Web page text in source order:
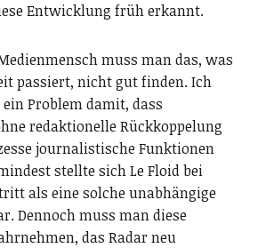
Entwicklung früh erkannt.
muss man das, was
passiert, nicht gut finden. Ich
Problem damit, dass
redaktionelle Rückkoppelung
journalistische Funktionen
stellte sich Le Floid bei
als eine solche unabhängige
Dennoch muss man diese
das Radar neu